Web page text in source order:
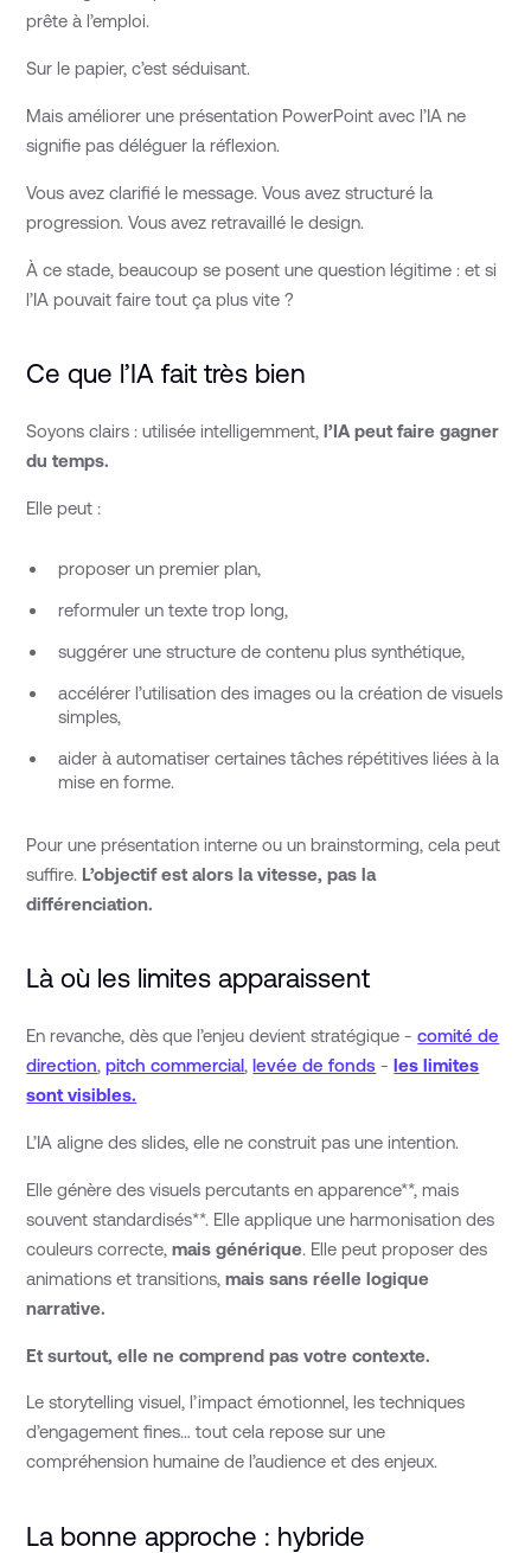
prête à l’emploi.
Sur le papier, c’est séduisant.
Mais améliorer une présentation PowerPoint avec l’IA ne
signifie pas déléguer la réflexion.
Vous avez clarifié le message. Vous avez structuré la
progression. Vous avez retravaillé le design.
À ce stade, beaucoup se posent une question légitime : et si
l’IA pouvait faire tout ça plus vite ?
Ce que l’IA fait très bien
Soyons clairs : utilisée intelligemment,l’IA peut faire gagner
du temps.
Elle peut :
proposer un premier plan,
reformuler un texte trop long,
suggérer une structure de contenu plus synthétique,
accélérer l’utilisation des images ou la création de visuels
simples,
aider à automatiser certaines tâches répétitives liées à la
mise en forme.
Pour une présentation interne ou un brainstorming, cela peut
suffire. L’objectif est alors la vitesse, pas la
différenciation.
Là où les limites apparaissent
En revanche, dès que l’enjeu devient stratégique -comité de
direction,pitch commercial,levée de fonds -les limites
sont visibles.
L’IA aligne des slides, elle ne construit pas une intention.
Elle génère des visuels percutants en apparence**, mais
souvent standardisés**. Elle applique une harmonisation des
couleurs correcte,mais générique. Elle peut proposer des
animations et transitions,mais sans réelle logique
narrative.
Et surtout, elle ne comprend pas votre contexte.
Le storytelling visuel, l’impact émotionnel, les techniques
d’engagement fines… tout cela repose sur une
compréhension humaine de l’audience et des enjeux.
La bonne approche : hybride